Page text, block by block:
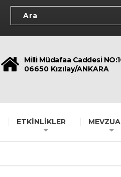
Milli Müdafaa Caddesi
06650 Kızılay/ANKARA
ETKİNLİKLER